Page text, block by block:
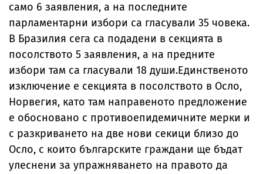
само 6 заявления, а на последните
парламентарни избори са гласували 35 човека.
В Бразилия сега са подадени в секцията в
посолството 5 заявления, а на предните
избори там са гласували 18 души.Единственото
изключение е секцията в посолството в Осло,
Норвегия, като там направеното предложение
е обосновано с противоепидемичните мерки и
с разкриването на две нови секици близо до
Осло, с които българските граждани ще бъдат
улеснени за упражняването на правото да